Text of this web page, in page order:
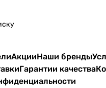
АкцииНаши бренды
Гарантии качества